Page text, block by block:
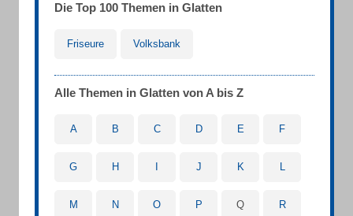
Die Top 100 Themen in Glatten
Friseure Volksbank
Alle Themen in Glatten von A bis Z
A B C D E F
G H J K L
M N O P Q R